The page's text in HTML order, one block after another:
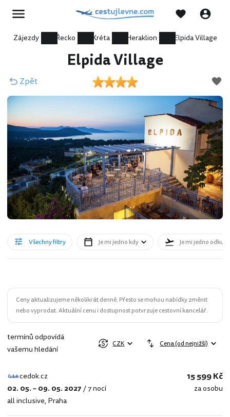
Zájezdy Řecko Kréta Heraklion Elpida Village
Elpida Village
Zpět
Všechny filtry Je mi jedno kdy Je mi jedno odkud
Ceny aktualizujeme několikrát denně. Přesto se mohou nabídky změnit
nebo vyprodat. Aktuální cenu i dostupnost potvrzuje cestovní kancelář.
termínů odpovídá
vašemu hledání
CZK Cena (od nejnižší)
cedok.cz
cedok.cz
02. 05. – 09. 05. 2027/7 nocí
all inclusive, Praha
15 599 Kč
za osobu